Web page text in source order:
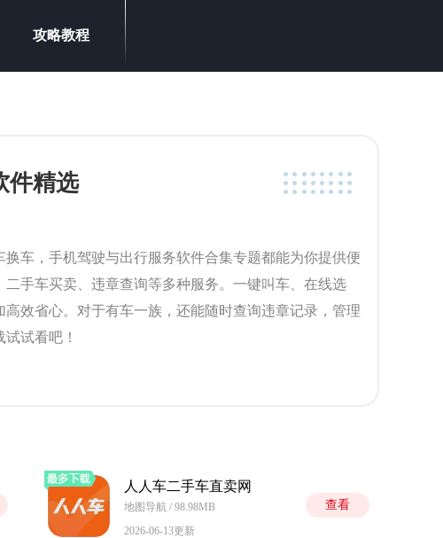
攻略教程
件精选
车，手机驾驶与出行服务软件合集专题都能为你提供便
手车买卖、违章查询等多种服务。一键叫车、在线选
效省心。对于有车一族，还能随时查询违章记录，管理
试看吧！
人人车二手车直卖网
地图导航 / 98.98MB
2026-06-13更新
查看